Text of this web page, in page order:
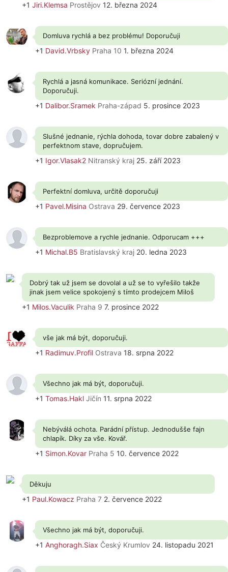
+1 Jiri.Klemsa Prostějov 12. března 2024
Domluva rychlá a bez problému! Doporučuji
+1 David.Vrbsky Praha 10 1. března 2024
Rychlá a jasná komunikace. Seriózní jednání.
Doporučuji.
+1 Dalibor.Sramek Praha-západ 5. prosince 2023
Slušné jednanie, rýchla dohoda, tovar dobre zabalený v
perfektnom stave, dopručujem.
+1 Igor.Vlasak2 Nitranský kraj 25. září 2023
Perfektní domluva, určitě doporučuji
+1 Pavel.Misina Ostrava 29. července 2023
Bezproblemove a rychle jednanie. Odporucam +++
+1 Michal.B5 Bratislavský kraj 20. ledna 2023
Dobrý tak už jsem se dovolal a už se to vyřešilo takže
jinak jsem velice spokojený s tímto prodejcem Miloš
+1 Milos.Vaculik Praha 9 7. prosince 2022
vše jak má být, doporučuji.
+1 Radimuv.Profil Ostrava 18. srpna 2022
Všechno jak má být, doporučuji.
+1 Tomas.Hakl Jičín 11. srpna 2022
Nebýválá ochota. Parádní přístup. Jednodušše fajn
chlapík. Díky za vše. Kovář.
+1 Simon.Kovar Praha 5 10. července 2022
Děkuju
+1 Paul.Kowacz Praha 7 2. července 2022
Všechno jak má být, doporučuji.
+1 Anghoragh.Siax Český Krumlov 24. listopadu 2021